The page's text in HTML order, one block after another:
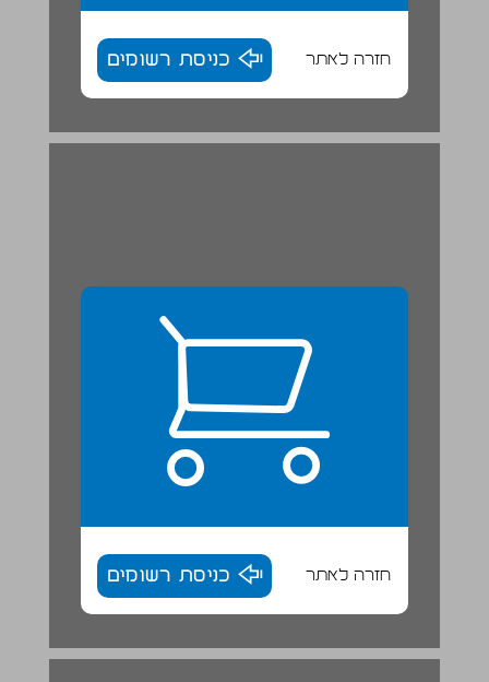
חזרה לאתר כניסת רשומים
חזרה לאתר כניסת רשומים